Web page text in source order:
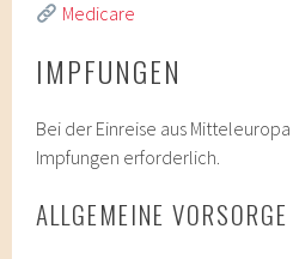
Medicare
IMPFUNGEN
Bei der Einreise aus
Impfungen erforderlich.
ALLGEMEINE VORSORGE